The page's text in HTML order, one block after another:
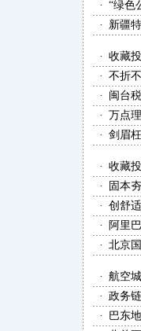
· “绿色
·
新疆
· 收藏
· 不折
·
闽台
· 万点
· 剑眉
· 收藏
·
固本
· 创舒
·
阿里
· 北京
· 航空
· 政务
·
巴东